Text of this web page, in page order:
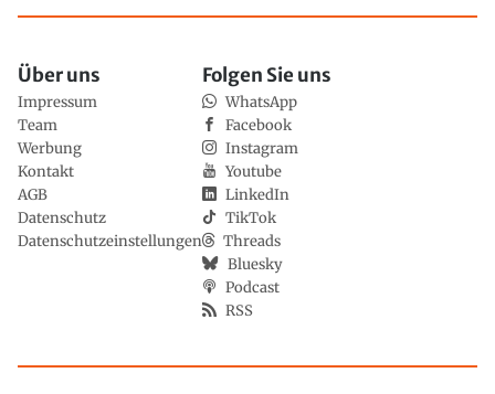
Über uns
Impressum
Team
Werbung
Kontakt
AGB
Datenschutz
Datenschutzeinstellungen
Folgen Sie uns
WhatsApp
Facebook
Instagram
Youtube
LinkedIn
TikTok
Threads
Bluesky
Podcast
RSS